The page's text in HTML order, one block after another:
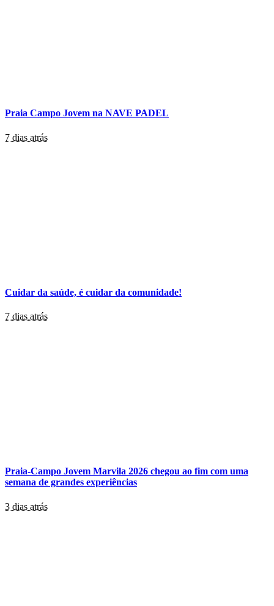
Praia Campo Jovem na NAVE PADEL
7 dias atrás
Cuidar da saúde, é cuidar da comunidade!
7 dias atrás
Praia-Campo Jovem Marvila 2026 chegou ao fim com uma
semana de grandes experiências
3 dias atrás